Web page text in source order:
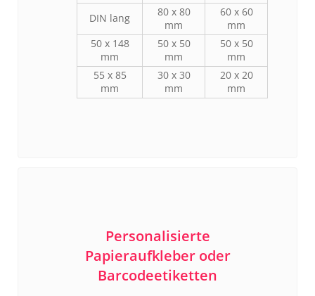
DIN lang
80 x 80
mm
60 x 60
mm
50 x 148
mm
50 x 50
mm
50 x 50
mm
55 x 85
mm
30 x 30
mm
20 x 20
mm
Personalisierte
Papieraufkleber oder
Barcodeetiketten